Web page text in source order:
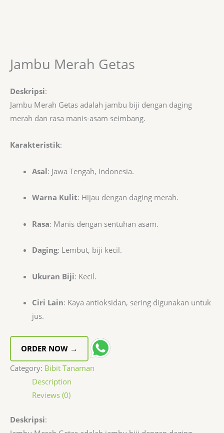
Jambu Merah Getas
Deskripsi:
Jambu Merah Getas adalah jambu biji dengan daging
merah dan rasa manis-asam seimbang.
Karakteristik:
Asal: Jawa Tengah, Indonesia.
Warna Kulit: Hijau dengan daging merah.
Rasa: Manis dengan sentuhan asam.
Daging: Lembut, biji kecil.
Ukuran Biji: Kecil.
Ciri Lain: Kaya antioksidan, sering digunakan untuk
jus.
ORDER NOW →
Category: Bibit Tanaman
Description
Reviews (0)
Deskripsi: